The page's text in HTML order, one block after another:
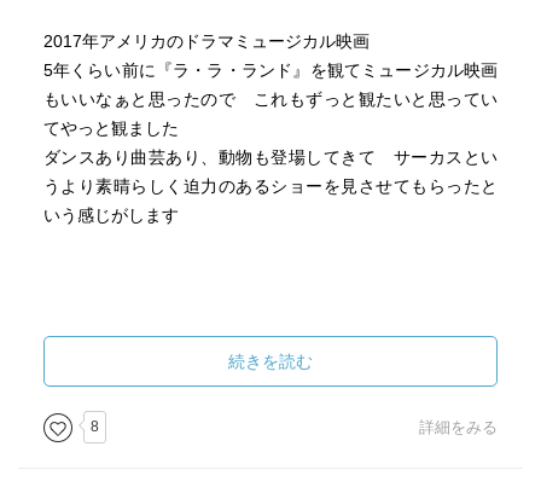
2017年アメリカのドラマミュージカル映画
5年くらい前に『ラ・ラ・ランド』を観てミュージカル映画
もいいなぁと思ったので これもずっと観たいと思ってい
てやっと観ました
ダンスあり曲芸あり、動物も登場してきて サーカスとい
うより素晴らしく迫力のあるショーを見させてもらったと
いう感じがします
続きを読む
8 詳細をみる